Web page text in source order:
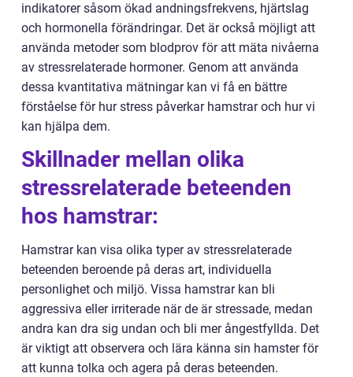
indikatorer såsom ökad andningsfrekvens, hjärtslag
och hormonella förändringar. Det är också möjligt att
använda metoder som blodprov för att mäta nivåerna
av stressrelaterade hormoner. Genom att använda
dessa kvantitativa mätningar kan vi få en bättre
förståelse för hur stress påverkar hamstrar och hur vi
kan hjälpa dem.
Skillnader mellan olika
stressrelaterade beteenden
hos hamstrar:
Hamstrar kan visa olika typer av stressrelaterade
beteenden beroende på deras art, individuella
personlighet och miljö. Vissa hamstrar kan bli
aggressiva eller irriterade när de är stressade, medan
andra kan dra sig undan och bli mer ångestfyllda. Det
är viktigt att observera och lära känna sin hamster för
att kunna tolka och agera på deras beteenden.